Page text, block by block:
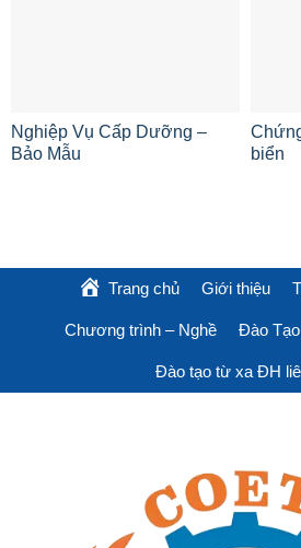
Nghiệp Vụ Cấp Dưỡng –
Bảo Mẫu
biển
Trang chủ Giới thiệu
Chương trình – Nghề Đào
Đào tạo từ xa ĐH